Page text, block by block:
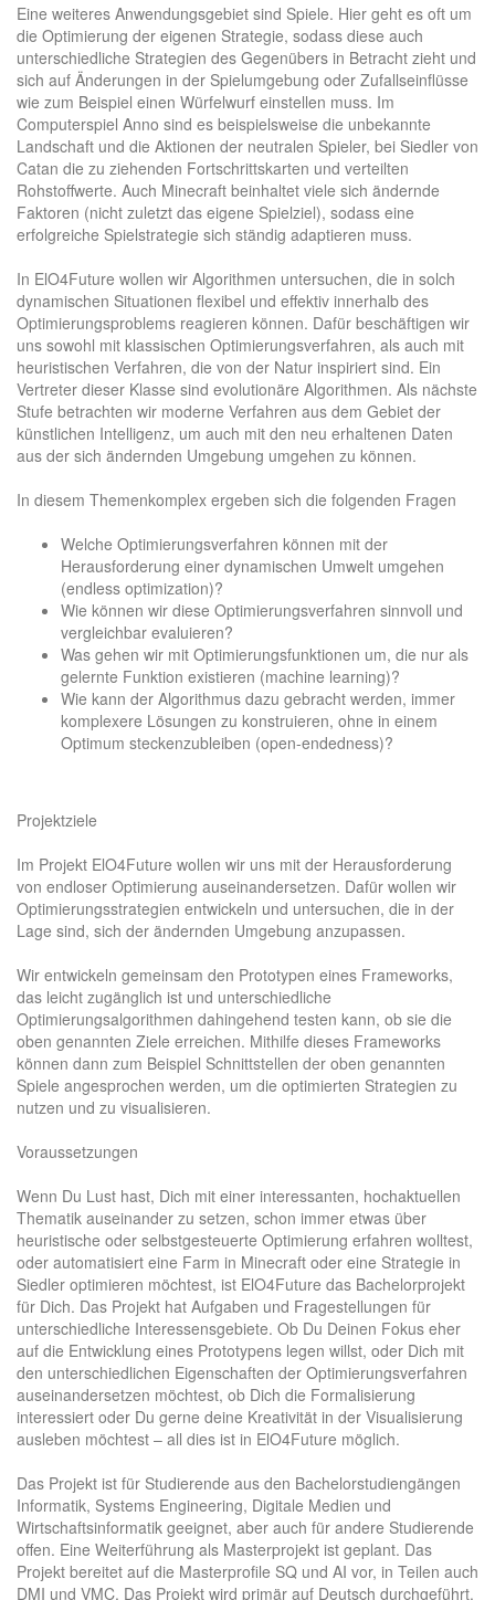
Eine weiteres Anwendungsgebiet sind Spiele. Hier geht es oft um
die Optimierung der eigenen Strategie, sodass diese auch
unterschiedliche Strategien des Gegenübers in Betracht zieht und
sich auf Änderungen in der Spielumgebung oder Zufallseinflüsse
wie zum Beispiel einen Würfelwurf einstellen muss. Im
Computerspiel Anno sind es beispielsweise die unbekannte
Landschaft und die Aktionen der neutralen Spieler, bei Siedler von
Catan die zu ziehenden Fortschrittskarten und verteilten
Rohstoffwerte. Auch Minecraft beinhaltet viele sich ändernde
Faktoren (nicht zuletzt das eigene Spielziel), sodass eine
erfolgreiche Spielstrategie sich ständig adaptieren muss.
In ElO4Future wollen wir Algorithmen untersuchen, die in solch
dynamischen Situationen flexibel und effektiv innerhalb des
Optimierungsproblems reagieren können. Dafür beschäftigen wir
uns sowohl mit klassischen Optimierungsverfahren, als auch mit
heuristischen Verfahren, die von der Natur inspiriert sind. Ein
Vertreter dieser Klasse sind evolutionäre Algorithmen. Als nächste
Stufe betrachten wir moderne Verfahren aus dem Gebiet der
künstlichen Intelligenz, um auch mit den neu erhaltenen Daten
aus der sich ändernden Umgebung umgehen zu können.
In diesem Themenkomplex ergeben sich die folgenden Fragen
Welche Optimierungsverfahren können mit der
Herausforderung einer dynamischen Umwelt umgehen
(endless optimization)?
Wie können wir diese Optimierungsverfahren sinnvoll und
vergleichbar evaluieren?
Was gehen wir mit Optimierungsfunktionen um, die nur als
gelernte Funktion existieren (machine learning)?
Wie kann der Algorithmus dazu gebracht werden, immer
komplexere Lösungen zu konstruieren, ohne in einem
Optimum steckenzubleiben (open-endedness)?
Projektziele
Im Projekt ElO4Future wollen wir uns mit der Herausforderung
von endloser Optimierung auseinandersetzen. Dafür wollen wir
Optimierungsstrategien entwickeln und untersuchen, die in der
Lage sind, sich der ändernden Umgebung anzupassen.
Wir entwickeln gemeinsam den Prototypen eines Frameworks,
das leicht zugänglich ist und unterschiedliche
Optimierungsalgorithmen dahingehend testen kann, ob sie die
oben genannten Ziele erreichen. Mithilfe dieses Frameworks
können dann zum Beispiel Schnittstellen der oben genannten
Spiele angesprochen werden, um die optimierten Strategien zu
nutzen und zu visualisieren.
Voraussetzungen
Wenn Du Lust hast, Dich mit einer interessanten, hochaktuellen
Thematik auseinander zu setzen, schon immer etwas über
heuristische oder selbstgesteuerte Optimierung erfahren wolltest,
oder automatisiert eine Farm in Minecraft oder eine Strategie in
Siedler optimieren möchtest, ist ElO4Future das Bachelorprojekt
für Dich. Das Projekt hat Aufgaben und Fragestellungen für
unterschiedliche Interessensgebiete. Ob Du Deinen Fokus eher
auf die Entwicklung eines Prototypens legen willst, oder Dich mit
den unterschiedlichen Eigenschaften der Optimierungsverfahren
auseinandersetzen möchtest, ob Dich die Formalisierung
interessiert oder Du gerne deine Kreativität in der Visualisierung
ausleben möchtest – all dies ist in ElO4Future möglich.
Das Projekt ist für Studierende aus den Bachelorstudiengängen
Informatik, Systems Engineering, Digitale Medien und
Wirtschaftsinformatik geeignet, aber auch für andere Studierende
offen. Eine Weiterführung als Masterprojekt ist geplant. Das
Projekt bereitet auf die Masterprofile SQ und AI vor, in Teilen auch
DMI und VMC. Das Projekt wird primär auf Deutsch durchgeführt.